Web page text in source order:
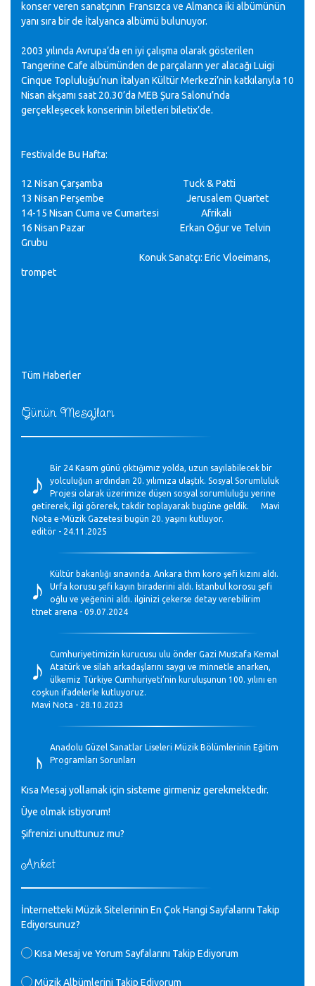
Günün Mesajları
♪
Bir 24 Kasım günü çıktığımız yolda, uzun sayılabilecek bir
yolculuğun ardından 20. yılımıza ulaştık. Sosyal Sorumluluk
Projesi olarak üzerimize düşen sosyal sorumluluğu yerine
getirerek, ilgi görerek, takdir toplayarak bugüne geldik. Mavi
Nota e-Müzik Gazetesi bugün 20. yaşını kutluyor.
editör - 24.11.2025
♪
Kültür bakanlığı sınavında. Ankara thm koro şefi kızını aldı.
Urfa korusu şefi kayın biraderini aldı. İstanbul korosu şefi
oğlu ve yeğenini aldı. ilginizi çekerse detay verebilirim
ttnet arena - 09.07.2024
♪
Cumhuriyetimizin kurucusu ulu önder Gazi Mustafa Kemal
Atatürk ve silah arkadaşlarını saygı ve minnetle anarken,
ülkemiz Türkiye Cumhuriyeti’nin kuruluşunun 100. yılını en
coşkun ifadelerle kutluyoruz.
Mavi Nota - 28.10.2023
♪
Anadolu Güzel Sanatlar Liseleri Müzik Bölümlerinin Eğitim
Programları Sorunları
♪
GEÇMİŞ OLSUN TÜRKİYE!
Mavi Nota - 07.02.2023
♪
30 yıl sonra karşılaşmak çok güzel Kurtuluş, teveccüh
M.Semih Baylan - 08.01.2023
♪
Değerli Müfit hocama en içten sevgi saygılarımı iletin
yaptım.1994 yılında derginin bu daldaki ödülüne layık
Kısa Mesaj yollamak için sisteme girmeniz gerekmektedir.
Üye olmak istiyorum!
Şifrenizi unuttunuz mu?
Anket
İnternetteki Müzik Sitelerinin En Çok Hangi Sayfalarını Takip
Ediyorsunuz?
Kısa Mesaj ve Yorum Sayfalarını Takip Ediyorum
Müzik Albümlerini Takip Ediyorum
konser veren sanatçının Fransızca ve Almanca iki albümünün
yanı sıra bir de İtalyanca albümü bulunuyor.
2003 yılında Avrupa’da en iyi çalışma olarak gösterilen
Tangerine Cafe albümünden de parçaların yer alacağı Luigi
Cinque Topluluğu’nun İtalyan Kültür Merkezi’nin katkılarıyla 10
Nisan akşamı saat 20.30’da MEB Şura Salonu’nda
gerçekleşecek konserinin biletleri biletix’de.
Festivalde Bu Hafta:
12 Nisan Çarşamba Tuck & Patti
13 Nisan Perşembe Jerusalem Quartet
14-15 Nisan Cuma ve Cumartesi Afrikali
16 Nisan Pazar Erkan Oğur ve Telvin
Grubu
Konuk Sanatçı: Eric Vloeimans,
trompet
Tüm Haberler